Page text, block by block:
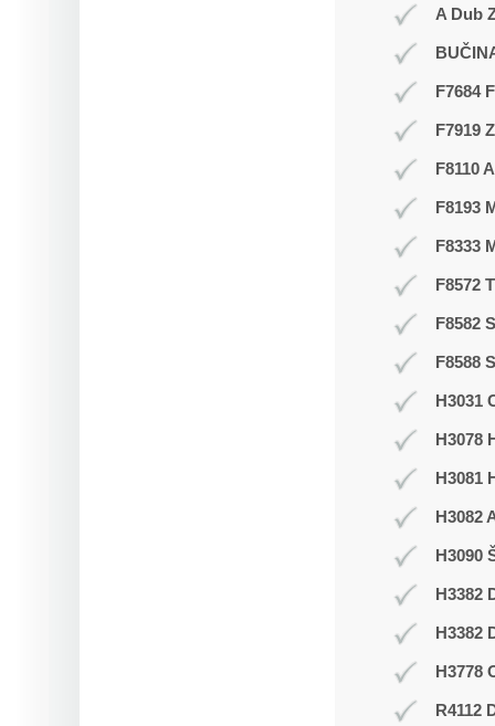
A Dub
F7684
F7919
F8110
F8193
F8333
F8572
F8582
F8588
H3031
H3078
H3081
H3082
H3090
H3382
H3382
H3778
R4112